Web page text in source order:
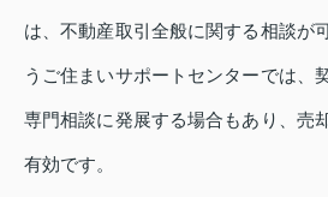
は、不動産取引全般に関する相談が
うご住まいサポートセンターでは、
専門相談に発展する場合もあり、売
有効です。